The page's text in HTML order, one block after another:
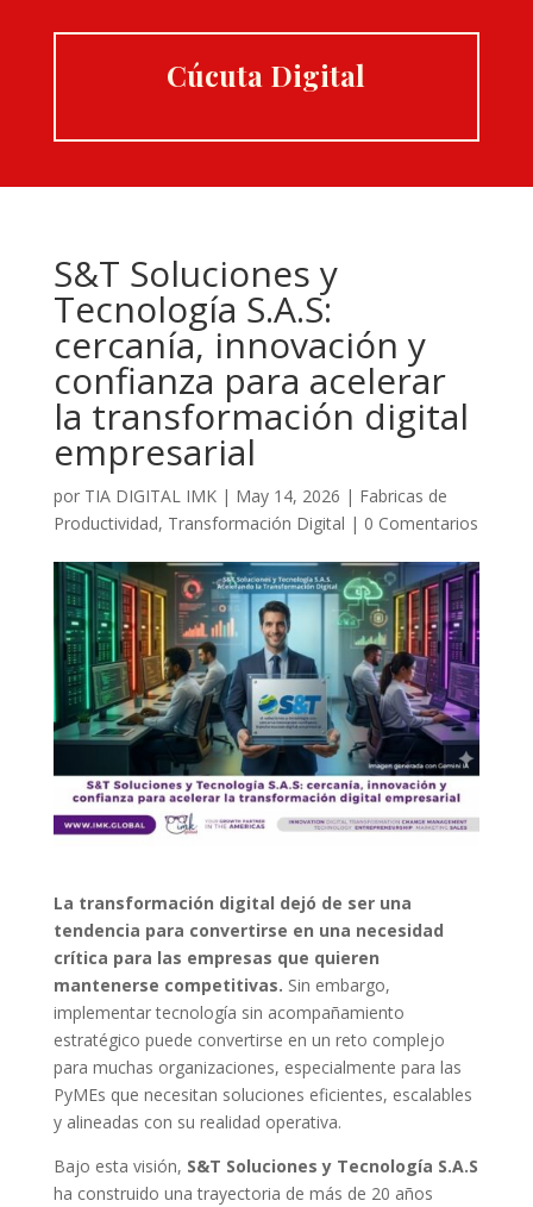
Cúcuta Digital
S&T Soluciones y
Tecnología S.A.S:
cercanía, innovación y
confianza para acelerar
la transformación digital
empresarial
por TIA DIGITAL IMK| May 14, 2026 | Fabricas de
Productividad, Transformación Digital | 0 Comentarios
La transformación digital dejó de ser una
tendencia para convertirse en una necesidad
crítica para las empresas que quieren
mantenerse competitivas. Sin embargo,
implementar tecnología sin acompañamiento
estratégico puede convertirse en un reto complejo
para muchas organizaciones, especialmente para las
PyMEs que necesitan soluciones eficientes, escalables
y alineadas con su realidad operativa.
Bajo esta visión, S&T Soluciones y Tecnología S.A.S
ha construido una trayectoria de más de 20 años